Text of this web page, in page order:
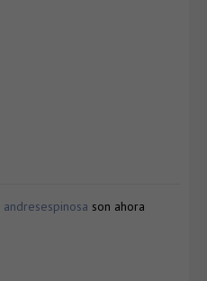
andresespinosa son ahora